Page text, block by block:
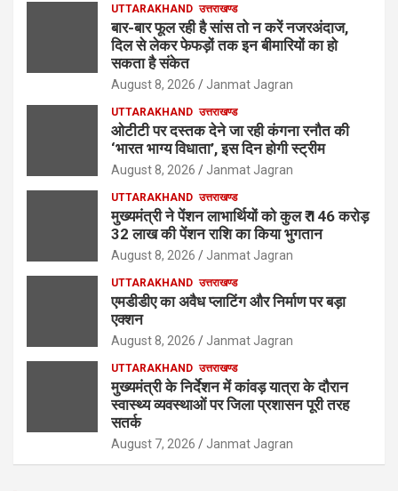
UTTARAKHAND उत्तराखण्ड
बार-बार फूल रही है सांस तो न करें नजरअंदाज,
दिल से लेकर फेफड़ों तक इन बीमारियों का हो
सकता है संकेत
August 8, 2026 Janmat Jagran
UTTARAKHAND उत्तराखण्ड
ओटीटी पर दस्तक देने जा रही कंगना रनौत की
‘भारत भाग्य विधाता’, इस दिन होगी स्ट्रीम
August 8, 2026 Janmat Jagran
UTTARAKHAND उत्तराखण्ड
मुख्यमंत्री ने पेंशन लाभार्थियों को कुल ₹ 146 करोड़
32 लाख की पेंशन राशि का किया भुगतान
August 8, 2026 Janmat Jagran
UTTARAKHAND उत्तराखण्ड
एमडीडीए का अवैध प्लाटिंग और निर्माण पर बड़ा
एक्शन
August 8, 2026 Janmat Jagran
UTTARAKHAND उत्तराखण्ड
मुख्यमंत्री के निर्देशन में कांवड़ यात्रा के दौरान
स्वास्थ्य व्यवस्थाओं पर जिला प्रशासन पूरी तरह
सतर्क
August 7, 2026 Janmat Jagran